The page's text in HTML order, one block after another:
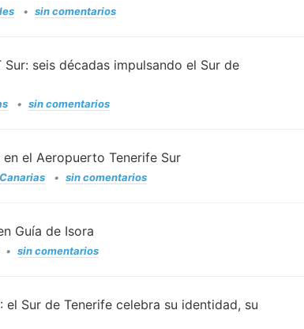
sin comentarios
seis décadas impulsando el Sur de
sin comentarios
el Aeropuerto Tenerife Sur
sin comentarios
Guía de Isora
sin comentarios
el Sur de Tenerife celebra su identidad, su